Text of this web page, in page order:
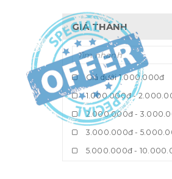
GIÁ THÀNH
Giá dưới 1.000.000đ
1.000.000đ -
2.000.000đ -
3.000.000đ -
5.000.000đ -